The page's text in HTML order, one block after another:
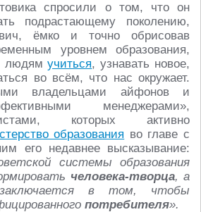
спросили о том, что он
подрастающему поколению,
ёмко и точно обрисовав
уровнем образования,
людямучиться, узнавать новое,
во всём, что нас окружает.
владельцами айфонов и
менеджерами»,
которых активно
образования во главе с
его недавнее высказывание:
системы образования
человека-творца, а
заключается в том, чтобы
потребителя».